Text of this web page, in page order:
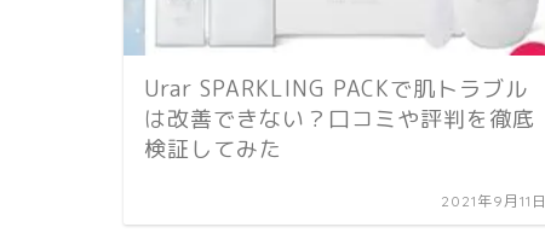
Urar SPARKLING PACKで肌トラブル
は改善できない？口コミや評判を徹底
検証してみた
2021年9月11日